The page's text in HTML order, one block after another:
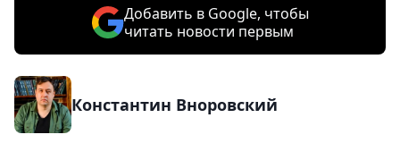
Добавить в Google, чтобы
читать новости первым
Константин Вноровский